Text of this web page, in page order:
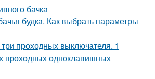
бачка
будка. Как выбрать параметры
проходных выключателя. 1
проходных одноклавишных